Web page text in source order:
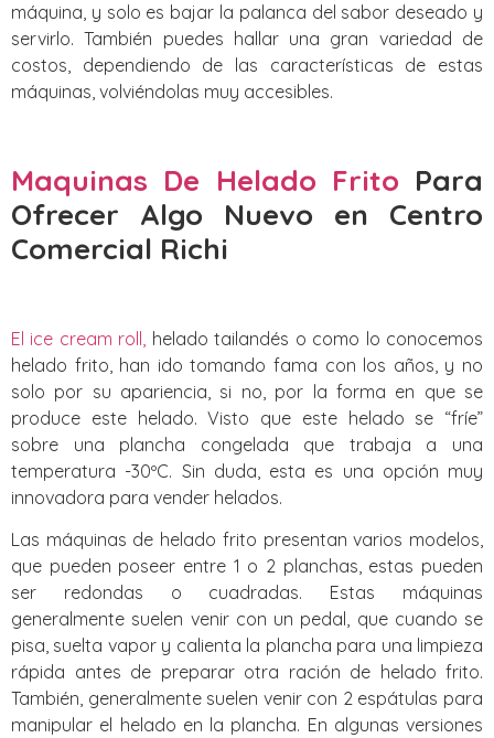
máquina, y solo es bajar la palanca del sabor deseado y
servirlo. También puedes hallar una gran variedad de
costos, dependiendo de las características de estas
máquinas, volviéndolas muy accesibles.
Maquinas De Helado Frito Para
Ofrecer Algo Nuevo
en Centro
Comercial Richi
El ice cream roll, helado tailandés o como lo conocemos
helado frito, han ido tomando fama con los años, y no
solo por su apariencia, si no, por la forma en que se
produce este helado. Visto que este helado se “fríe”
sobre una plancha congelada que trabaja a una
temperatura -30ºC. Sin duda, esta es una opción muy
innovadora para vender helados.
Las máquinas de helado frito presentan varios modelos,
que pueden poseer entre 1 o 2 planchas, estas pueden
ser redondas o cuadradas. Estas máquinas
generalmente suelen venir con un pedal, que cuando se
pisa, suelta vapor y calienta la plancha para una limpieza
rápida antes de preparar otra ración de helado frito.
También, generalmente suelen venir con 2 espátulas para
manipular el helado en la plancha. En algunas versiones